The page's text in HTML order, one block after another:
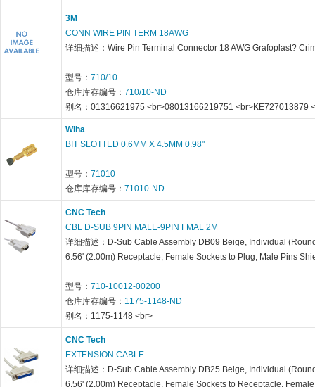
3M
CONN WIRE PIN TERM 18AWG
详细描述：Wire Pin Terminal Connector 18 AWG Grafoplast?
型号： 710/10
仓库库存编号： 710/10-ND
别名：01316621975 <br>08013166219751 <br>KE727013879
Wiha
BIT SLOTTED 0.6MM X 4.5MM 0.98"
型号： 71010
仓库库存编号： 71010-ND
CNC Tech
CBL D-SUB 9PIN MALE-9PIN FMAL 2M
详细描述：D-Sub Cable Assembly DB09 Beige, Individual
6.56' (2.00m) Receptacle, Female Sockets to Plug, Male Pins
型号： 710-10012-00200
仓库库存编号： 1175-1148-ND
别名：1175-1148 <br>
CNC Tech
EXTENSION CABLE
详细描述：D-Sub Cable Assembly DB25 Beige, Individual
6.56' (2.00m) Receptacle, Female Sockets to Receptacle, Female